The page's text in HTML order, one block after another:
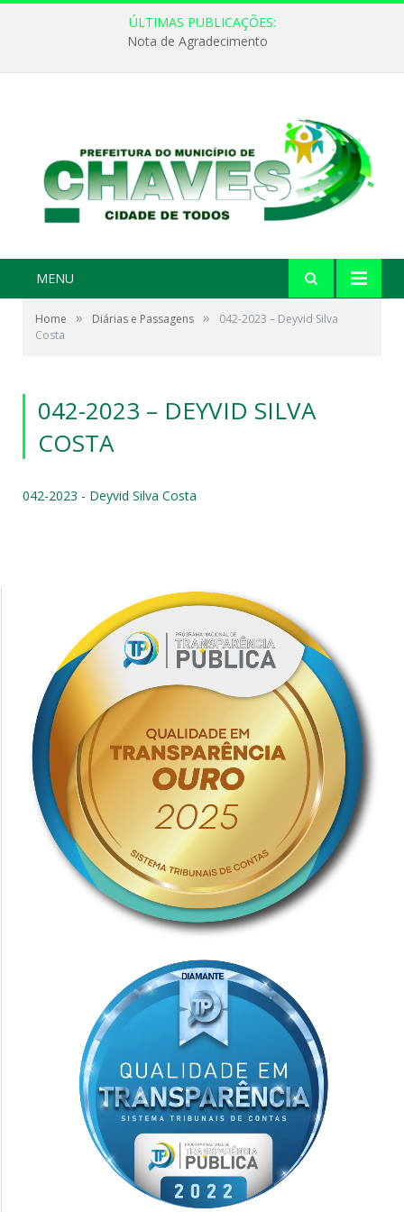
ÚLTIMAS PUBLICAÇÕES:
Nota de Agradecimento
MENU
Home » Diárias e Passagens »
042-2023 – Deyvid Silva
Costa
042-2023 – DEYVID SILVA
COSTA
042-2023 - Deyvid Silva Costa